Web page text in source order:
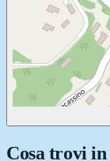
Cosa trovi in